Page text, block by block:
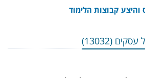
קבוצות הלימוד
(13032)